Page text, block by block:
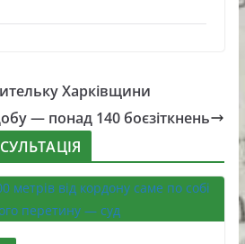
Харківщини
— понад 140 боєзіткнень